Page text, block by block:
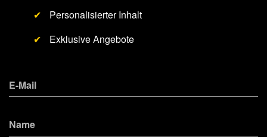
✔
Personalisierter Inhalt
✔
Exklusive Angebote